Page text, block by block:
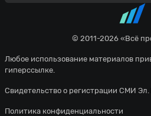
© 2011-2026 «Всё
Любое использование материалов
гиперссылке.
Свидетельство о регистрации СМИ
Политика конфиденциальности